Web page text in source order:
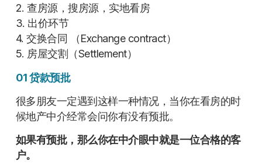
2. 查房源，搜房源，实地看房
3. 出价环节
4. 交换合同 （Exchange contract）
5. 房屋交割（Settlement）
01 贷款预批
很多朋友一定遇到这样一种情况，当你在看房的时
候地产中介经常会问你有没有预批。
如果有预批，那么你在中介眼中就是一位合格的客
户。